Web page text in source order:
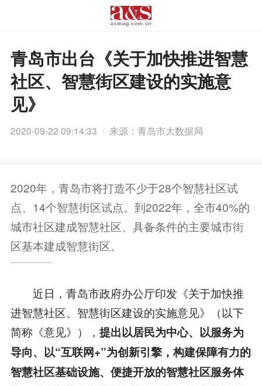
青岛市出台《关于加快推进智慧
社区、智慧街区建设的实施意
见》
2020-09-22 09:14:33 来源：青岛市大数据局
2020年，青岛市将打造不少于28个智慧社区试
点、14个智慧街区试点。到2022年，全市40%的
城市社区建成智慧社区、具备条件的主要城市街
区基本建成智慧街区。
近日，青岛市政府办公厅印发《关于加快推
进智慧社区、智慧街区建设的实施意见》（以下
简称《意见》）， 提出以居民为中心、以服务为
导向、以“互联网+”为创新引擎，构建保障有力的
智慧社区基础设施、便捷开放的智慧社区服务体